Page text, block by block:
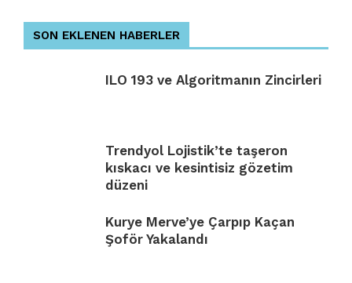
SON EKLENEN HABERLER
ILO 193 ve Algoritmanın Zincirleri
Trendyol Lojistik’te taşeron
kıskacı ve kesintisiz gözetim
düzeni
Kurye Merve’ye Çarpıp Kaçan
Şoför Yakalandı